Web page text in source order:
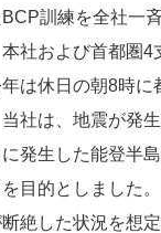
訓練を全社一
社および首都圏4
は休日の朝8時に
社は、地震が発生
に発生した能登半
を目的としました
断絶した状況を想